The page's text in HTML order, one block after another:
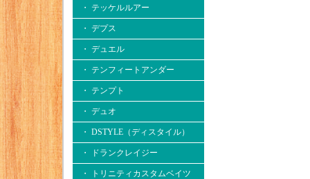
・ テッケルルアー
・ デプス
・ デュエル
・ テンフィートアンダー
・ テンプト
・ デュオ
・ DSTYLE（ディスタイル）
・ ドランクレイジー
・ トリニティカスタムベイツ